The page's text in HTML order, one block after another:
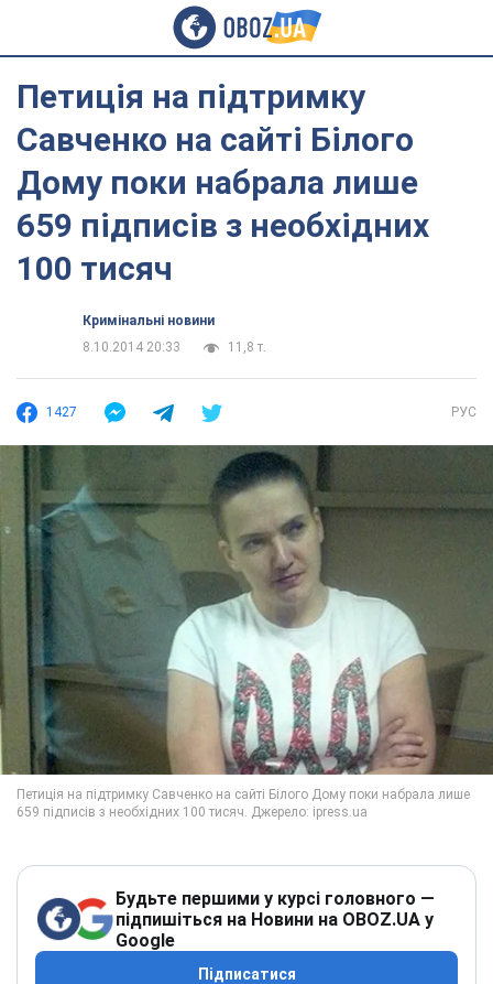
Петиція на підтримку
Савченко на сайті Білого
Дому поки набрала лише
659 підписів з необхідних
100 тисяч
Кримінальні новини
8.10.2014 20:33
11,8 т.
1427 РУС
Будьте першими у курсі головного —
підпишіться на Новини на OBOZ.UA у
Google
Підписатися